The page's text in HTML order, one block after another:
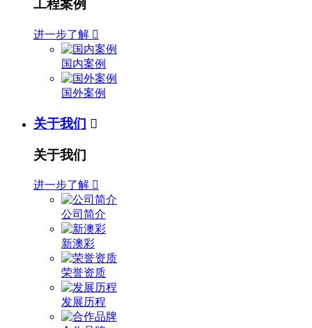
工程案例
进一步了解 
国内案例
国外案例
关于我们 
关于我们
进一步了解 
公司简介
新澳彩
荣誉资质
发展历程